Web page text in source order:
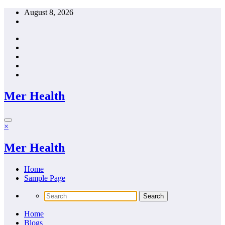
Skip
August 8, 2026
Mer Health
×
Mer Health
Home
Sample Page
Home
Blogs